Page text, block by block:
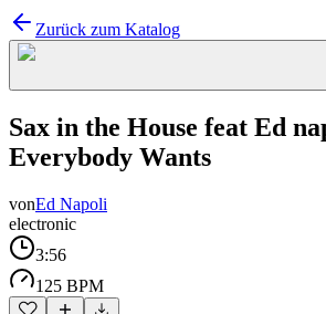
Zurück zum Katalog
Sax in the House feat Ed
Everybody Wants
vonEd Napoli
electronic
3:56
125 BPM